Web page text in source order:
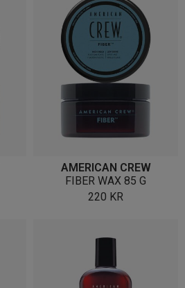
AMERICAN CREW
FIBER WAX 85 G
220 KR